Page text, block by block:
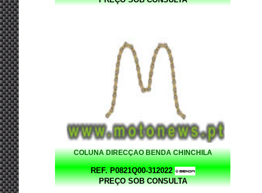
COLUNA DIRECÇAO BENDA CHINCHILA
REF. P0821Q00-312022
PREÇO SOB CONSULTA